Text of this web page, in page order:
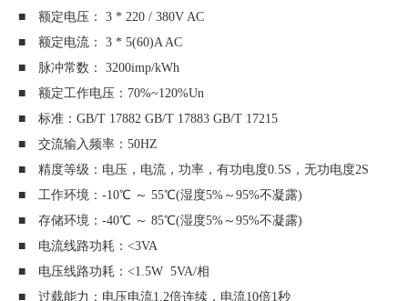
■ 额定电压： 3 * 220 / 380V AC
■ 额定电流： 3 * 5(60)A AC
■ 脉冲常数： 3200imp/kWh
■ 额定工作电压：70%~120%Un
■ 标准：GB/T 17882 GB/T 17883 GB/T 17215
■ 交流输入频率：50HZ
■ 精度等级：电压，电流，功率，有功电度0.5S，无功电度2S
■ 工作环境：-10℃ ～ 55℃(湿度5%～95%不凝露)
■ 存储环境：-40℃ ～ 85℃(湿度5%～95%不凝露)
■ 电流线路功耗：<3VA
■ 电压线路功耗：<1.5W 5VA/相
■ 过载能力：电压电流1.2倍连续，电流10倍1秒